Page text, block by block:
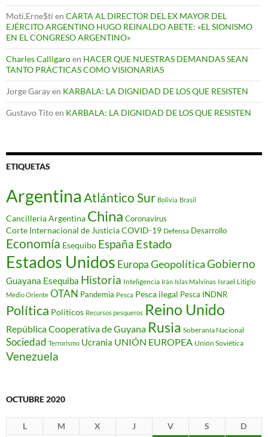
Moti,Erne$ti en CARTA AL DIRECTOR DEL EX MAYOR DEL
EJÉRCITO ARGENTINO HUGO REINALDO ABETE: «EL SIONISMO
EN EL CONGRESO ARGENTINO»
Charles Calligaroen HACER QUE NUESTRAS DEMANDAS SEAN
TANTO PRÁCTICAS COMO VISIONARIAS
Jorge Garayen KARBALA: LA DIGNIDAD DE LOS QUE RESISTEN
Gustavo Titoen KARBALA: LA DIGNIDAD DE LOS QUE RESISTEN
ETIQUETAS
Argentina Atlántico Sur Bolivia Brasil
Cancillería Argentina China Coronavirus
Corte Internacional de JusticiaCOVID-19 Defensa Desarrollo
Economía Esequibo España Estado
Estados Unidos EuropaGeopolíticaGobierno
Guayana Esequiba Historia Inteligencia Irán Islas Malvinas Israel Litigio
Medio Oriente OTAN Pandemia Pesca Pesca ilegal Pesca INDNR
Política Políticos Recursos pesqueros Reino Unido
República Cooperativa de Guyana Rusia Soberanía Nacional
Sociedad Terrorismo Ucrania UNIÓN EUROPEA Unión Soviética
Venezuela
OCTUBRE 2020
L M X J V S
D